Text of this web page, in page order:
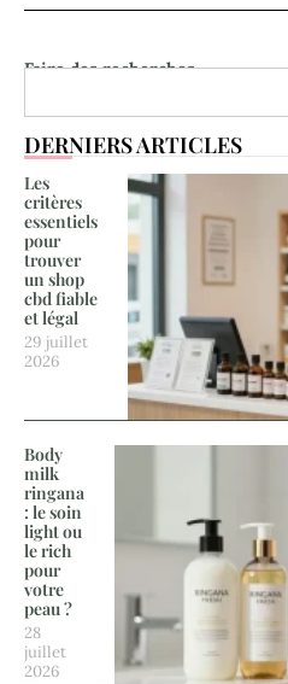
Faire des recherches
DERNIERS ARTICLES
Les
critères
essentiels
pour
trouver
un shop
cbd fiable
et légal
29 juillet
2026
Body
milk
ringana
: le soin
light ou
le rich
pour
votre
peau ?
28
juillet
2026